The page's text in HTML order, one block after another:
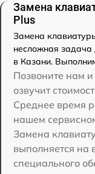
Замена
Plus
Замена
несложная задача
в Казани.
Позвоните нам
озвучит
Среднее время
нашем
Замена
выполняется на
специального